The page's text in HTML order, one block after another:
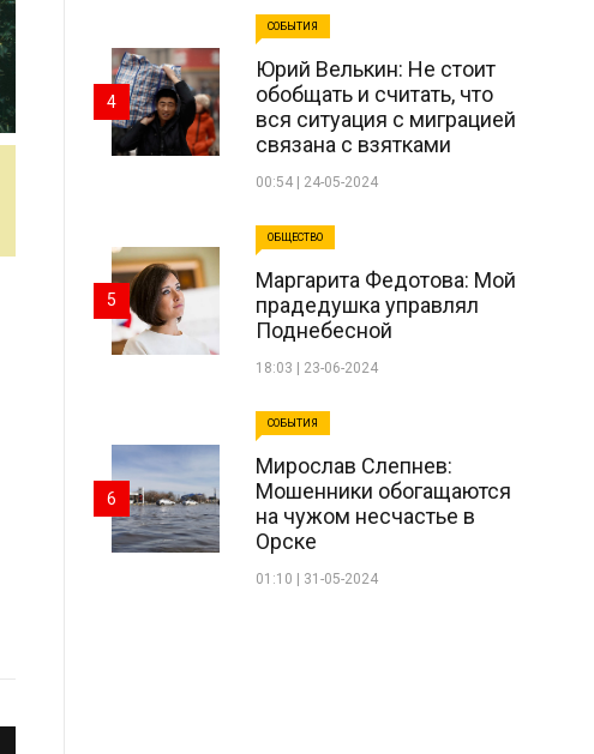
СОБЫТИЯ
Юрий Велькин: Не стоит
обобщать и считать, что
вся ситуация с миграцией
связана с взятками
00:54 | 24-05-2024
4
ОБЩЕСТВО
Маргарита Федотова: Мой
прадедушка управлял
Поднебесной
18:03 | 23-06-2024
5
СОБЫТИЯ
Мирослав Слепнев:
Мошенники обогащаются
на чужом несчастье в
Орске
01:10 | 31-05-2024
6